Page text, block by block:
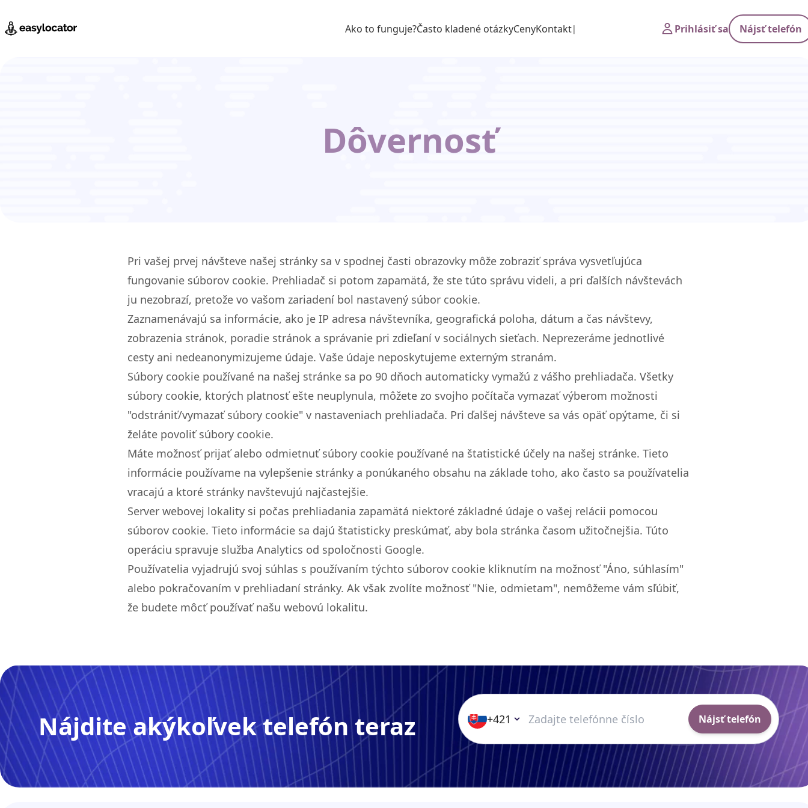
Ako to funguje?Často kladené otázkyCenyKontakt Prihlásiť sa Nájsť telefón
Dôvernosť
Pri vašej prvej návšteve našej stránky sa v spodnej časti obrazovky môže zobraziť správa vysvetľujúca
fungovanie súborov cookie. Prehliadač si potom zapamätá, že ste túto správu videli, a pri ďalších návštevách
ju nezobrazí, pretože vo vašom zariadení bol nastavený súbor cookie.
Zaznamenávajú sa informácie, ako je IP adresa návštevníka, geografická poloha, dátum a čas návštevy,
zobrazenia stránok, poradie stránok a správanie pri zdieľaní v sociálnych sieťach. Neprezeráme jednotlivé
cesty ani nedeanonymizujeme údaje. Vaše údaje neposkytujeme externým stranám.
Súbory cookie používané na našej stránke sa po 90 dňoch automaticky vymažú z vášho prehliadača. Všetky
súbory cookie, ktorých platnosť ešte neuplynula, môžete zo svojho počítača vymazať výberom možnosti
"odstrániť/vymazať súbory cookie" v nastaveniach prehliadača. Pri ďalšej návšteve sa vás opäť opýtame, či si
želáte povoliť súbory cookie.
Máte možnosť prijať alebo odmietnuť súbory cookie používané na štatistické účely na našej stránke. Tieto
informácie používame na vylepšenie stránky a ponúkaného obsahu na základe toho, ako často sa používatelia
vracajú a ktoré stránky navštevujú najčastejšie.
Server webovej lokality si počas prehliadania zapamätá niektoré základné údaje o vašej relácii pomocou
súborov cookie. Tieto informácie sa dajú štatisticky preskúmať, aby bola stránka časom užitočnejšia. Túto
operáciu spravuje služba Analytics od spoločnosti Google.
Používatelia vyjadrujú svoj súhlas s používaním týchto súborov cookie kliknutím na možnosť "Áno, súhlasím"
alebo pokračovaním v prehliadaní stránky. Ak však zvolíte možnosť "Nie, odmietam", nemôžeme vám sľúbiť,
že budete môcť používať našu webovú lokalitu.
Nájdite akýkoľvek telefón teraz +421 Nájsť telefón